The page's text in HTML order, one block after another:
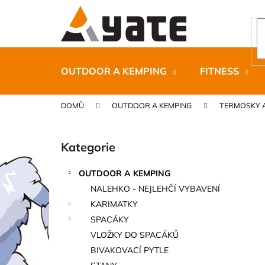
OUTDOOR A KEMPING FITNESS
DOMŮ OUTDOOR A KEMPING TERMOSKY
r
a
n
Přeskočit
kategorie
Kategorie
OUTDOOR A KEMPING
NALEHKO - NEJLEHČÍ VYBAVENÍ
KARIMATKY
SPACÁKY
VLOŽKY DO SPACÁKŮ
BIVAKOVACÍ PYTLE
í
do
do
CARNOSPORT GEL 100 ML
899 Kč